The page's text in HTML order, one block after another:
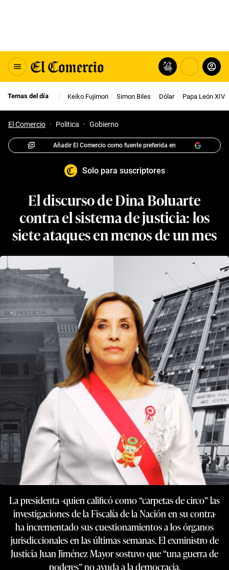
Temas del día Keiko Fujimori Simon Biles Dólar Papa León XIV
El Comercio · Politica · Gobierno
Añadir El Comercio como fuente preferida en
Solo para suscriptores
El discurso de Dina Boluarte
contra el sistema de justicia: los
siete ataques en menos de un mes
La presidenta -quien calificó como “carpetas de circo” las
investigaciones de la Fiscalía de la Nación en su contra-
ha incrementado sus cuestionamientos a los órganos
jurisdiccionales en las últimas semanas. El exministro de
Justicia Juan Jiménez Mayor sostuvo que “una guerra de
poderes” no ayuda a la democracia.